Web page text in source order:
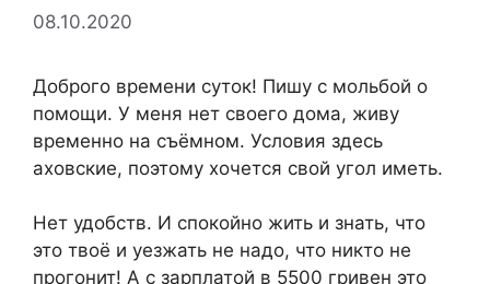
08.10.2020
Доброго времени суток! Пишу с мольбой о
помощи. У меня нет своего дома, живу
временно на съёмном. Условия здесь
аховские, поэтому хочется свой угол иметь.
Нет удобств. И спокойно жить и знать, что
это твоё и уезжать не надо, что никто не
прогонит! А с зарплатой в 5500 гривен это